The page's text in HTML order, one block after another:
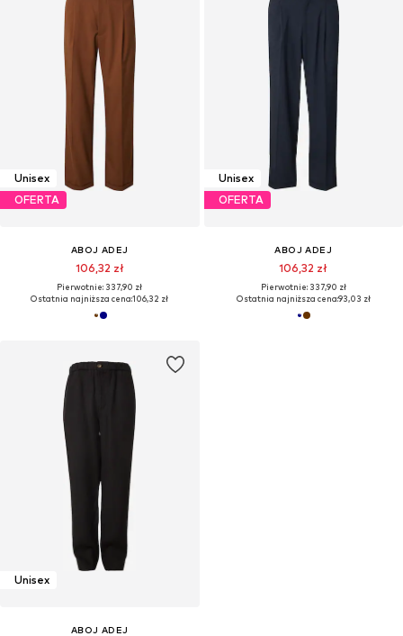
Unisex
OFERTA
ABOJ ADEJ
106,32 zł
Pierwotnie: 337,90 zł
Ostatnia najniższa cena:106,32 zł
Unisex
OFERTA
ABOJ ADEJ
106,32 zł
Pierwotnie: 337,90 zł
Ostatnia najniższa cena:93,03 zł
Unisex
ABOJ ADEJ